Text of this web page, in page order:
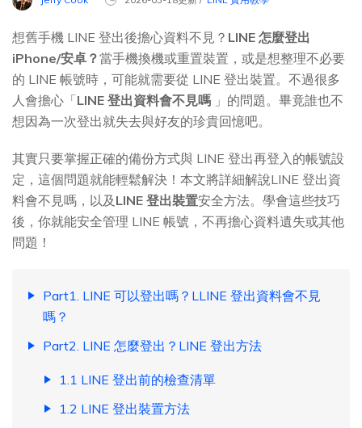
想舊手機 LINE 登出後擔心資料不見？ LINE 怎麼登出
iPhone/安卓？當手機換機或重置裝置，或是想整理不必要
的 LINE 帳號時，可能就需要從 LINE 登出裝置。不過很多
人會擔心「LINE 登出資料會不見嗎 」的問題。畢竟誰也不
想因為一次登出就失去與好友的珍貴回憶吧。
其實只要掌握正確的備份方式與 LINE 登出再登入的帳號設
定，這個問題就能輕鬆解決！本文將詳細解說LINE 登出資
料會不見嗎，以及 LINE 登出裝置安全方法。學會這些技巧
後，你就能安全管理 LINE 帳號，不再擔心資料遺失或其他
問題！
Part1. LINE 可以登出嗎？LLINE 登出資料會不見
嗎？
Part2. LINE 怎麼登出？LINE 登出方法
1.1 LINE 登出前的檢查清單
1.2 LINE 登出裝置方法